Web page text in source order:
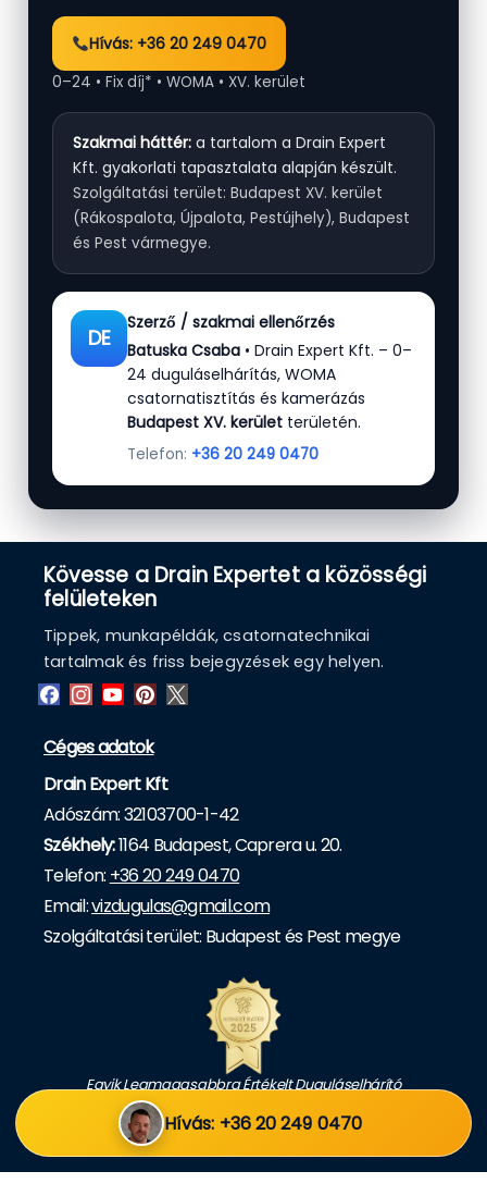
Hívás: +36 20 249 0470
0–24 • Fix díj* • WOMA • XV. kerület
Szakmai háttér: a tartalom a Drain Expert
Kft. gyakorlati tapasztalata alapján készült.
Szolgáltatási terület: Budapest XV. kerület
(Rákospalota, Újpalota, Pestújhely), Budapest
és Pest vármegye.
DE
Szerző / szakmai ellenőrzés
Batuska Csaba • Drain Expert Kft. – 0–
24 duguláselhárítás, WOMA
csatornatisztítás és kamerázás
Budapest XV. kerület területén.
Telefon: +36 20 249 0470
Hívás: +36 20 249 0470
Kövesse a Drain Expertet a közösségi
felületeken
Tippek, munkapéldák, csatornatechnikai
tartalmak és friss bejegyzések egy helyen.
Céges adatok
Drain Expert Kft
Adószám: 32103700-1-42
Székhely:1164 Budapest, Caprera u. 20.
Telefon: +36 20 249 0470
Email:vizdugulas@gmail.com
Szolgáltatási terület: Budapest és Pest megye
Egyik Legmagasabbra Értékelt Duguláselhárító